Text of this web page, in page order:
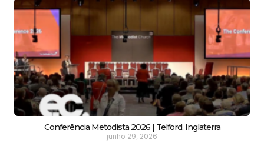
Conferência Metodista 2026 | Telford, Inglaterra
junho 29, 2026